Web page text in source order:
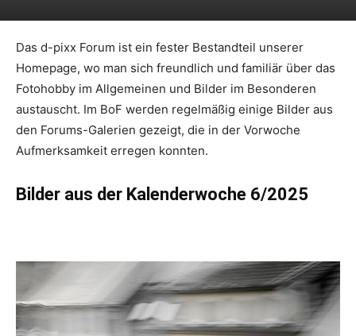
Das d-pixx Forum ist ein fester Bestandteil unserer
Homepage, wo man sich freundlich und familiär über das
Fotohobby im Allgemeinen und Bilder im Besonderen
austauscht. Im BoF werden regelmäßig einige Bilder aus
den Forums-Galerien gezeigt, die in der Vorwoche
Aufmerksamkeit erregen konnten.
Bilder aus der Kalenderwoche 6/2025